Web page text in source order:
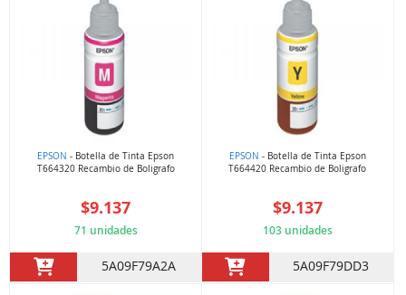
EPSON - Botella de Tinta Epson
T664320 Recambio de Boligrafo
$9.137
71 unidades
5A09F79A2A
EPSON - Botella de Tinta Epson
T664420 Recambio de Boligrafo
$9.137
103 unidades
5A09F79DD3